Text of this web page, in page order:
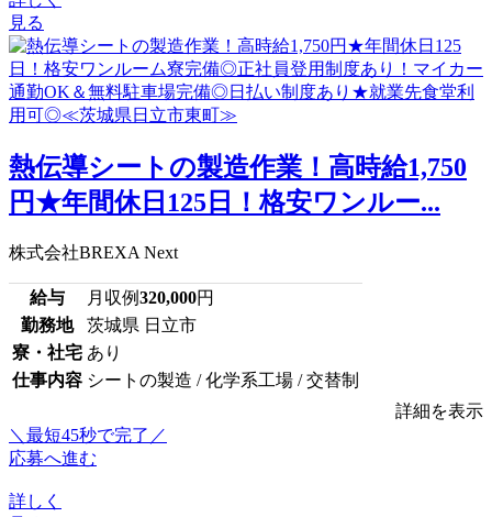
見る
熱伝導シートの製造作業！高時給1,750
円★年間休日125日！格安ワンルー...
株式会社BREXA Next
給与 月収例320,000円
勤務地
茨城県 日立市
寮・社宅 あり
仕事内容 シートの製造 / 化学系工場 / 交替制
詳細を表示
＼最短45秒で完了／
応募へ進む
詳しく